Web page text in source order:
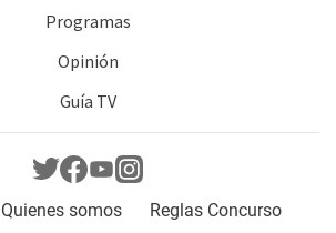
Programas
Opinión
Guía TV
Quienes somos Reglas Concurso